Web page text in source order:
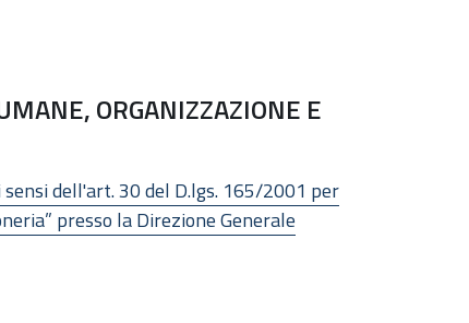
ORGANIZZAZIONE E
dell'art. 30 del D.lgs. 165/2001 per
presso la Direzione Generale